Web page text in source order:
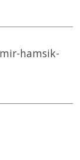
hamsik-